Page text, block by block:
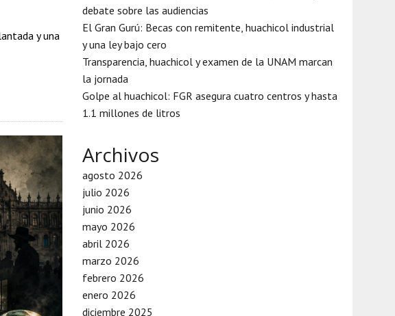
y una
debate sobre las audiencias
El Gran Gurú: Becas con remitente, huachicol industrial
y una ley bajo cero
Transparencia, huachicol y examen de la UNAM marcan
la jornada
Golpe al huachicol: FGR asegura cuatro centros y hasta
1.1 millones de litros
Archivos
agosto 2026
julio 2026
junio 2026
mayo 2026
abril 2026
marzo 2026
febrero 2026
enero 2026
diciembre 2025